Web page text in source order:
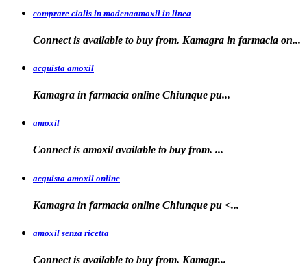
comprare cialis in modenaamoxil in linea
Connect is available to buy from. Kamagra in farmacia on...
acquista amoxil
Kamagra in farmacia online Chiunque pu...
amoxil
Connect is amoxilavailable to buy from. ...
acquista amoxil online
Kamagra in farmacia online Chiunque pu <...
amoxil senza ricetta
Connect is available to buy from. Kamagr...